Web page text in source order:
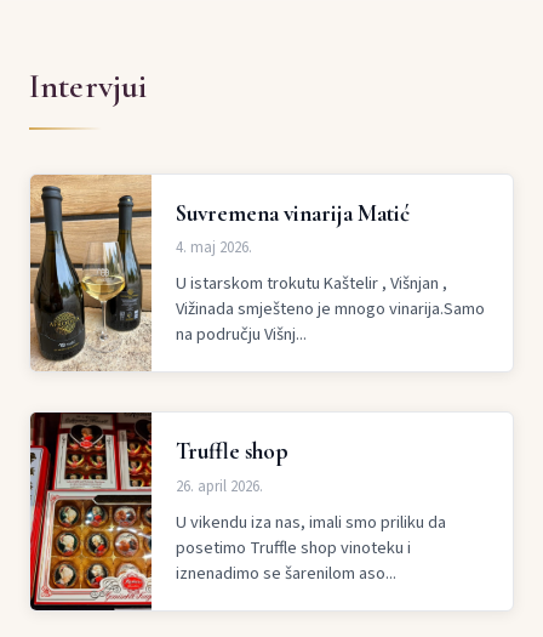
Intervjui
Suvremena vinarija Matić
4. maj 2026.
U istarskom trokutu Kaštelir , Višnjan ,
Vižinada smješteno je mnogo vinarija.Samo
na području Višnj...
Truffle shop
26. april 2026.
U vikendu iza nas, imali smo priliku da
posetimo Truffle shop vinoteku i
iznenadimo se šarenilom aso...